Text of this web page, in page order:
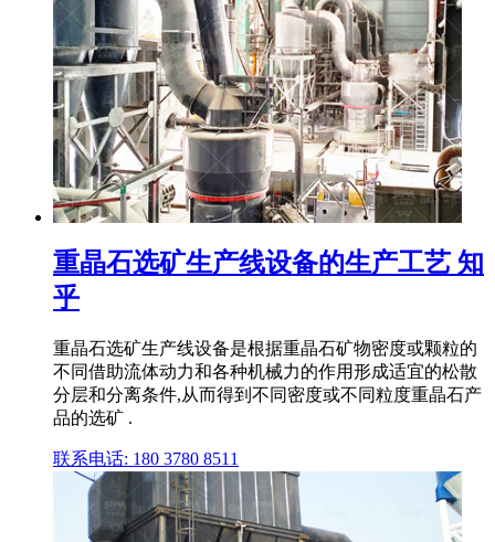
重晶石选矿生产线设备的生产工艺 知
乎
重晶石选矿生产线设备是根据重晶石矿物密度或颗粒的
不同借助流体动力和各种机械力的作用形成适宜的松散
分层和分离条件,从而得到不同密度或不同粒度重晶石产
品的选矿 .
联系电话: 180 3780 8511